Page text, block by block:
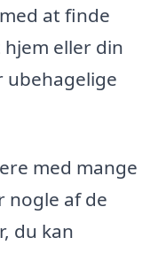
at finde
eller din
ubehagelige
med mange
nogle af de
du kan